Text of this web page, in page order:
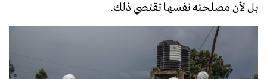
بل لأن مصلحته نفسها تقتضي ذلك.